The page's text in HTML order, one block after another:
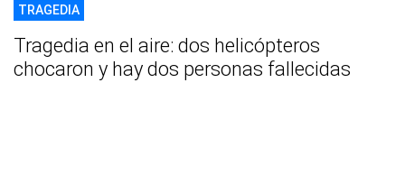
TRAGEDIA
Tragedia en el aire: dos helicópteros
chocaron y hay dos personas fallecidas